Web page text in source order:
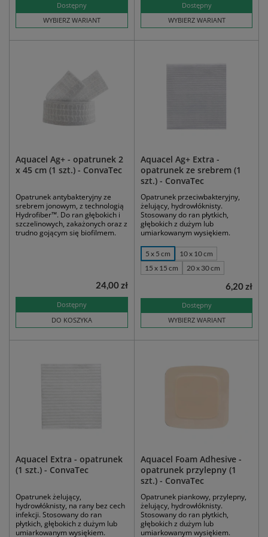
Dostępny
WYBIERZ WARIANT
Dostępny
WYBIERZ WARIANT
Aquacel Ag+ - opatrunek 2
x 45 cm (1 szt.) - ConvaTec
Opatrunek antybakteryjny ze
srebrem jonowym, z technologią
Hydrofiber™. Do ran głębokich i
szczelinowych, zakażonych oraz z
trudno gojącym się biofilmem.
Dostępny
DO KOSZYKA
24,00 zł
Aquacel Ag+ Extra -
opatrunek ze srebrem (1
szt.) - ConvaTec
Opatrunek przeciwbakteryjny,
żelujący, hydrowłóknisty.
Stosowany do ran płytkich,
głębokich z dużym lub
umiarkowanym wysiękiem.
5 x 5 cm
10 x 10 cm
15 x 15 cm
20 x 30 cm
Dostępny
WYBIERZ WARIANT
6,20 zł
Aquacel Extra - opatrunek
(1 szt.) - ConvaTec
Opatrunek żelujący,
hydrowłóknisty, na rany bez cech
infekcji. Stosowany do ran
płytkich, głębokich z dużym lub
umiarkowanym wysiękiem.
Aquacel Foam Adhesive -
opatrunek przylepny (1
szt.) - ConvaTec
Opatrunek piankowy, przylepny,
żelujący, hydrowłóknisty.
Stosowany do ran płytkich,
głębokich z dużym lub
umiarkowanym wysiękiem.